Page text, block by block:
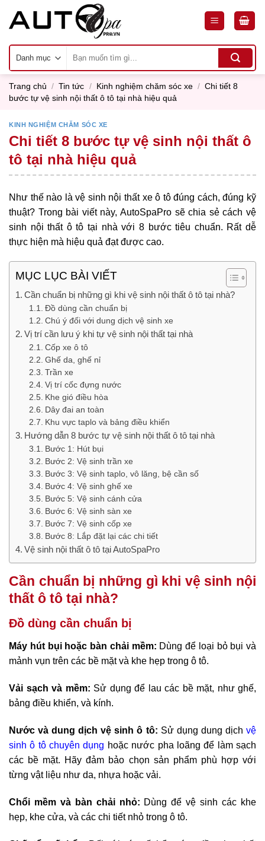
kiếm:
Trang chủ / Tin tức / Kinh nghiệm chăm sóc xe / Chi tiết 8
bước tự vệ sinh nội thất ô tô tại nhà hiệu quả
KINH NGHIỆM CHĂM SÓC XE
Chi tiết 8 bước tự vệ sinh nội thất ô
tô tại nhà hiệu quả
Như thế nào là vệ sinh nội thất xe ô tô đúng cách, đúng kỹ
thuật? Trong bài viết này, AutoSpaPro sẽ chia sẻ cách vệ
sinh nội thất ô tô tại nhà với 8 bước tiêu chuẩn. Rất dễ
thực hiện mà hiệu quả đạt được cao.
MỤC LỤC BÀI VIẾT
Cần chuẩn bị những gì khi vệ sinh nội thất ô tô tại nhà?
Đồ dùng cần chuẩn bị
Chú ý đối với dung dịch vệ sinh xe
Vị trí cần lưu ý khi tự vệ sinh nội thất tại nhà
Cốp xe ô tô
Ghế da, ghế nỉ
Trần xe
Vị trí cốc đựng nước
Khe gió điều hòa
Dây đai an toàn
Khu vực taplo và bảng điều khiển
Hướng dẫn 8 bước tự vệ sinh nội thất ô tô tại nhà
Bước 1: Hút bụi
Bước 2: Vệ sinh trần xe
Bước 3: Vệ sinh taplo, vô lăng, bệ cần số
Bước 4: Vệ sinh ghế xe
Bước 5: Vệ sinh cánh cửa
Bước 6: Vệ sinh sàn xe
Bước 7: Vệ sinh cốp xe
Bước 8: Lắp đặt lại các chi tiết
Vệ sinh nội thất ô tô tại AutoSpaPro
Cần chuẩn bị những gì khi vệ sinh nội
thất ô tô tại nhà?
Đồ dùng cần chuẩn bị
Máy hút bụi hoặc bàn chải mềm: Dùng để loại bỏ bụi và
mảnh vụn trên các bề mặt và khe hẹp trong ô tô.
Vải sạch và mềm: Sử dụng để lau các bề mặt, như ghế,
bảng điều khiển, và kính.
Nước và dung dịch vệ sinh ô tô: Sử dụng dung dịchvệ
sinh ô tô chuyên dụng hoặc nước pha loãng để làm sạch
các bề mặt. Hãy đảm bảo chọn sản phẩm phù hợp với
từng vật liệu như da, nhựa hoặc vải.
Chổi mềm và bàn chải nhỏ: Dùng để vệ sinh các khe
hẹp, khe cửa, và các chi tiết nhỏ trong ô tô.